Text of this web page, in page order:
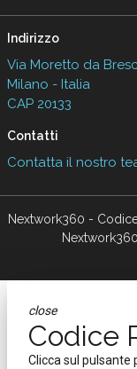
Indirizzo
Via Moretto da
Milano - Italia
CAP 20133
Contatti
Contatta il nostro
Nextwork360 -
close
Codice
Clicca sul pulsante